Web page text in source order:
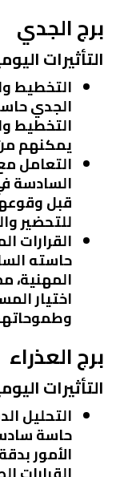
برج الجدي
التأثيرات
التخطيط
الجدي
التخطيط
يمكنهم
التعامل
السادسة
قبل
للتحضير
القرارات
حاسته
اختيار
برج العذراء
التأثيرات
التحليل
حاسة
الأمور